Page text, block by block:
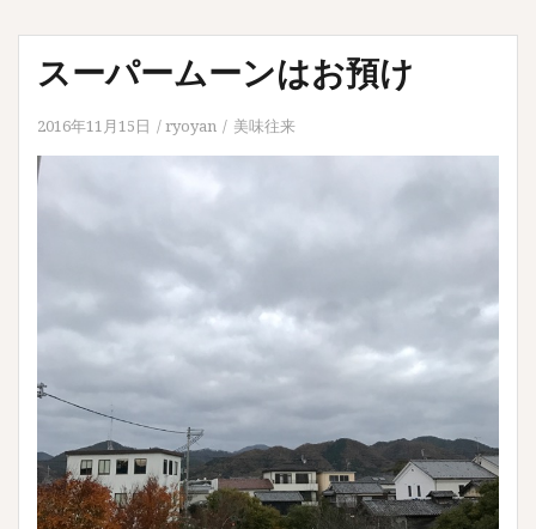
スーパームーンはお預け
2016年11月15日 ryoyan 美味往来